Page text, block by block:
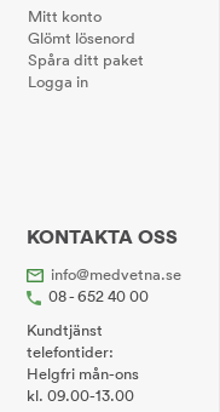
Mitt konto
Glömt lösenord
Spåra ditt paket
Logga in
KONTAKTA OSS
info@medvetna.se
08 - 652 40 00
Kundtjänst
telefontider:
Helgfri mån-ons
kl. 09.00-13.00